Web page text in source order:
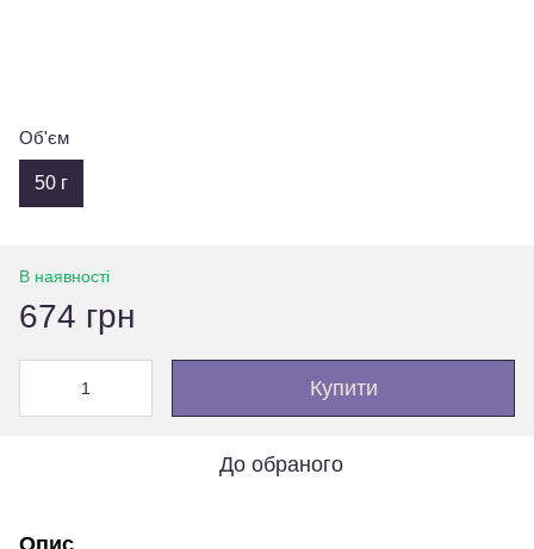
Об'єм
50 г
В наявності
674 грн
Купити
До обраного
Опис